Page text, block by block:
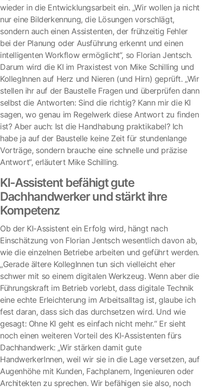
wieder in die Entwicklungsarbeit ein. „Wir wollen ja nicht
nur eine Bilderkennung, die Lösungen vorschlägt,
sondern auch einen Assistenten, der frühzeitig Fehler
bei der Planung oder Ausführung erkennt und einen
intelligenten Workflow ermöglicht“, so Florian Jentsch.
Darum wird die KI im Praxistest von Mike Schilling und
KollegInnen auf Herz und Nieren (und Hirn) geprüft. „Wir
stellen ihr auf der Baustelle Fragen und überprüfen dann
selbst die Antworten: Sind die richtig? Kann mir die KI
sagen, wo genau im Regelwerk diese Antwort zu finden
ist? Aber auch: Ist die Handhabung praktikabel? Ich
habe ja auf der Baustelle keine Zeit für stundenlange
Vorträge, sondern brauche eine schnelle und präzise
Antwort“, erläutert Mike Schilling.
KI-Assistent befähigt gute
Dachhandwerker und stärkt ihre
Kompetenz
Ob der KI-Assistent ein Erfolg wird, hängt nach
Einschätzung von Florian Jentsch wesentlich davon ab,
wie die einzelnen Betriebe arbeiten und geführt werden.
„Gerade ältere KollegInnen tun sich vielleicht eher
schwer mit so einem digitalen Werkzeug. Wenn aber die
Führungskraft im Betrieb vorlebt, dass digitale Technik
eine echte Erleichterung im Arbeitsalltag ist, glaube ich
fest daran, dass sich das durchsetzen wird. Und wie
gesagt: Ohne KI geht es einfach nicht mehr.“ Er sieht
noch einen weiteren Vorteil des KI-Assistenten fürs
Dachhandwerk: „Wir stärken damit gute
HandwerkerInnen, weil wir sie in die Lage versetzen, auf
Augenhöhe mit Kunden, Fachplanern, Ingenieuren oder
Architekten zu sprechen. Wir befähigen sie also, noch